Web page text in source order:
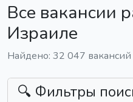
Все вакансии
Израиле
Найдено: 32 047 вакансий
🔍 Фильтры